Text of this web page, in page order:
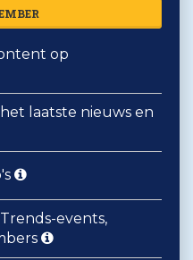
op
laatste nieuws en
events,